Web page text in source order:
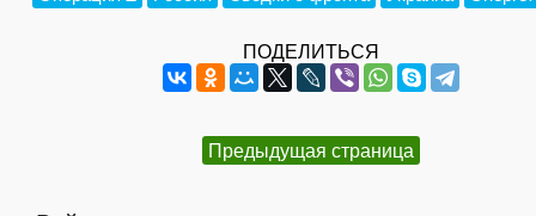
ПОДЕЛИТЬСЯ
Предыдущая страница